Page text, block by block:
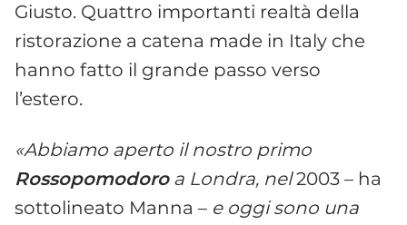
Giusto. Quattro importanti realtà della
ristorazione a catena made in Italy che
hanno fatto il grande passo verso
l’estero.
«Abbiamo aperto il nostro primo
Rossopomodoroa Londra, nel2003 – ha
sottolineato Manna – e oggi sono una